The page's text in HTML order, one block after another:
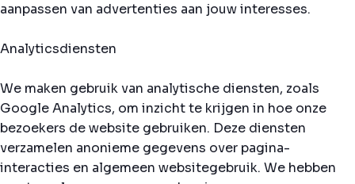
aanpassen van advertenties aan jouw interesses.
Analyticsdiensten
We maken gebruik van analytische diensten, zoals
Google Analytics, om inzicht te krijgen in hoe onze
bezoekers de website gebruiken. Deze diensten
verzamelen anonieme gegevens over pagina-
interacties en algemeen websitegebruik. We hebben